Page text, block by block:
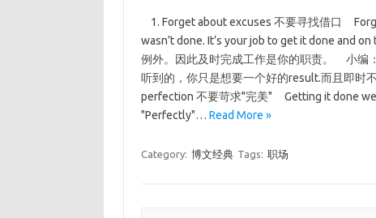
1. Forget about excuses 不要寻找借口
wasn’t done. It’s your job to get it done and
例外。因此及时完成工作是你的职责。 小编
听到的，你只是想要一个好的result.而且即时
perfection 不要苛求"完美" Getting it done
"Perfectly"… Read More »
Category: 博文经典 Tags: 职场